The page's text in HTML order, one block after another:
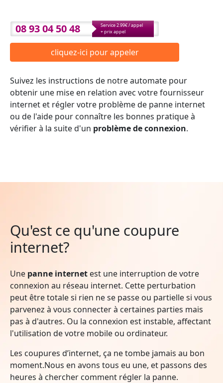
08 93 04 50 48
Service 2.99€ / appel
+ prix appel
cliquez-ici pour appeler
Suivez les instructions de notre automate pour
obtenir une mise en relation avec votre fournisseur
internet et régler votre problème de panne internet
ou de l'aide pour connaître les bonnes pratique à
vérifier à la suite d'un problème de connexion.
Qu'est ce qu'une coupure
internet?
Une panne internet est une interruption de votre
connexion au réseau internet. Cette perturbation
peut être totale si rien ne se passe ou partielle si vous
parvenez à vous connecter à certaines parties mais
pas à d'autres. Ou la connexion est instable, affectant
l'utilisation de votre mobile ou ordinateur.
Les coupures d’internet, ça ne tombe jamais au bon
moment.Nous en avons tous eu une, et passons des
heures à chercher comment régler la panne.